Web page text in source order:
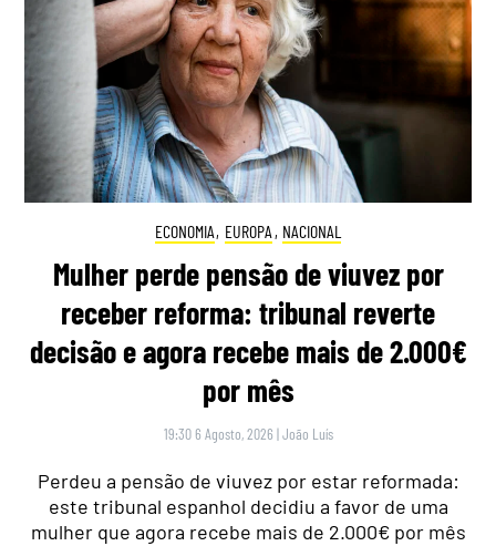
ECONOMIA, EUROPA , NACIONAL
Mulher perde pensão de viuvez por
receber reforma: tribunal reverte
decisão e agora recebe mais de 2.000€
por mês
19:30 6 Agosto, 2026 |João Luís
Perdeu a pensão de viuvez por estar reformada:
este tribunal espanhol decidiu a favor de uma
mulher que agora recebe mais de 2.000€ por mês